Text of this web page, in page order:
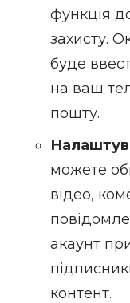
функція
захисту.
буде
на ваш
пошту.
можете
відео,
акаунт
контент.